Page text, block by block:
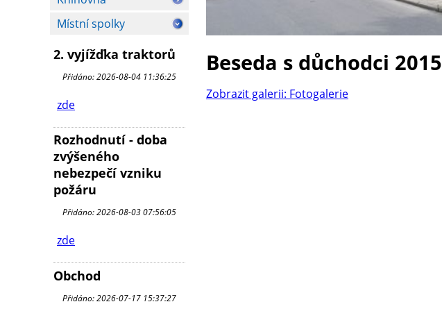
Místní spolky
2. vyjížďka traktorů
Přidáno: 2026-08-04 11:36:25
zde
Rozhodnutí - doba
zvýšeného
nebezpečí vzniku
požáru
Přidáno: 2026-08-03 07:56:05
zde
Obchod
Přidáno: 2026-07-17 15:37:27
Beseda s důchodci 2015
Zobrazit galerii: Fotogalerie